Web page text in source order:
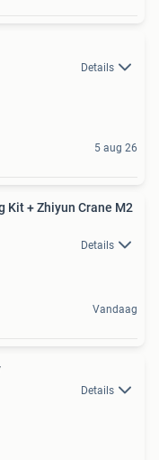
Details
5 aug 26
Kit + Zhiyun Crane M2
Details
Vandaag
Details